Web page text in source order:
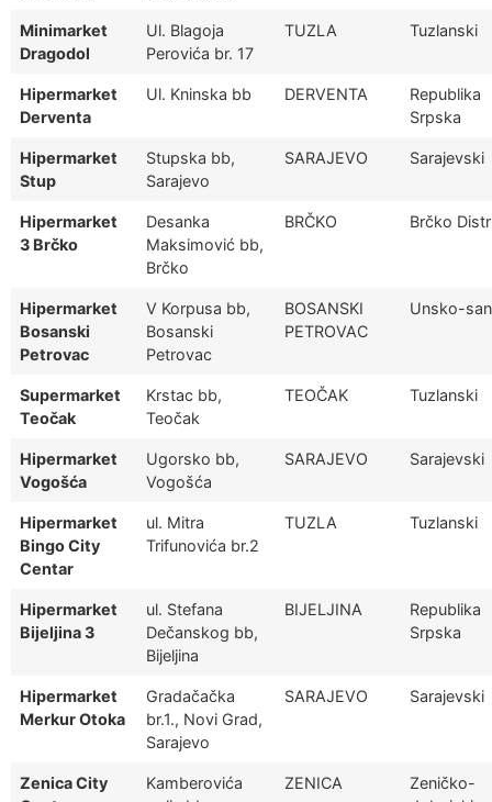
Minimarket
Dragodol
Ul. Blagoja
Perovića br. 17
TUZLA Tuzlanski
Hipermarket
Derventa
Ul. Kninska bb DERVENTA
Republika
Srpska
Hipermarket
Stup
Stupska bb,
Sarajevo
SARAJEVO Sarajevski
Hipermarket
3 Brčko
Desanka
Maksimović bb,
Brčko
BRČKO Brčko
Hipermarket
Bosanski
Petrovac
V Korpusa bb,
Bosanski
Petrovac
BOSANSKI
PETROVAC
Unsko-
Supermarket
Teočak
Krstac bb,
Teočak
TEOČAK Tuzlanski
Hipermarket
Vogošća
Ugorsko bb,
Vogošća
SARAJEVO Sarajevski
Hipermarket
Bingo City
Centar
ul. Mitra
Trifunovića br.2
TUZLA Tuzlanski
Hipermarket
Bijeljina 3
ul. Stefana
Dečanskog bb,
Bijeljina
BIJELJINA
Republika
Srpska
Hipermarket
Merkur Otoka
Gradačačka
br.1., Novi Grad,
Sarajevo
SARAJEVO Sarajevski
Zenica City
Kamberovića
ZENICA
Zeničko-